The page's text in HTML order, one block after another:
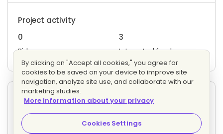
Project activity
0
Bids
3
Interested freelancers
Other projects posted by Player N.
Divulgação de link!
1 proposal Fixed price
By clicking on "Accept all cookies," you agree for
cookies to be saved on your device to improve site
navigation, analyze site use, and collaborate with our
marketing studies.
More information about your privacy
Cookies Settings